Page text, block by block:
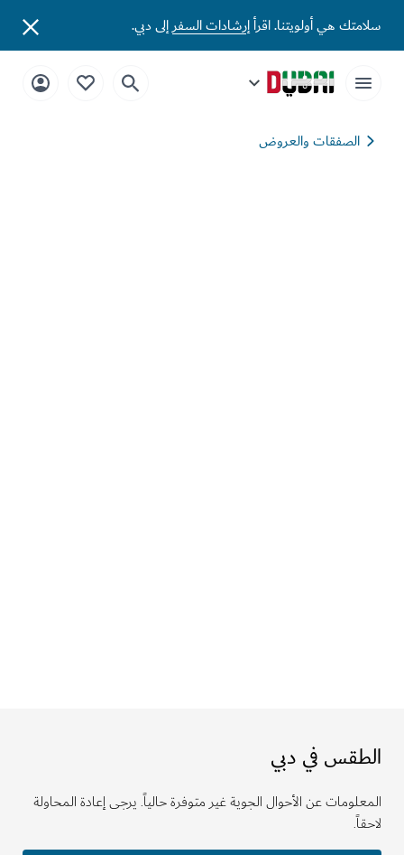
سلامتك هي أولويتنا. اقرأإرشادات السفرإلى دبي.
الصفقات والعروض
الطقس في دبي
المعلومات عن الأحوال الجوية غير متوفرة حالياً. يرجى إعادة المحاولة
لاحقاً.